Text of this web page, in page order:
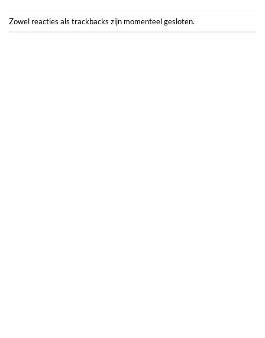
Zowel reacties als trackbacks zijn momenteel gesloten.